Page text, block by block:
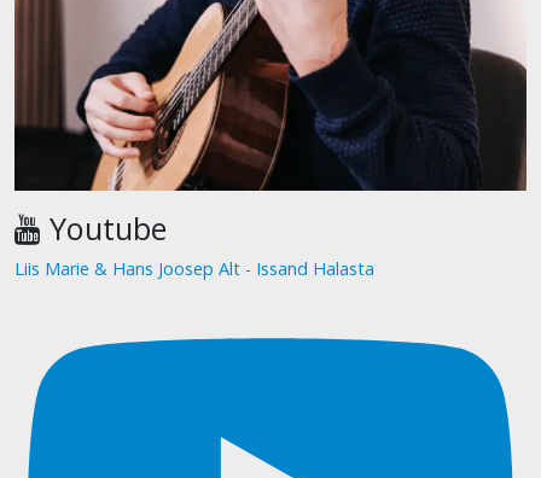
Youtube
Liis Marie & Hans Joosep Alt - Issand Halasta